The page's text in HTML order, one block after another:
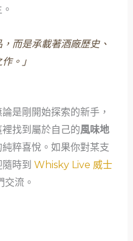
而是承載著酒廠歷史、
。」
是剛開始探索的新手，
找到屬於自己的風味地
粹喜悅。如果你對某支
時到 Whisky Live 威士
流。